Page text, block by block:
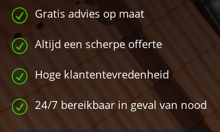
R Gratis advies op maat
R Altijd een scherpe offerte
R Hoge klantentevredenheid
R 24/7 bereikbaar in geval van nood